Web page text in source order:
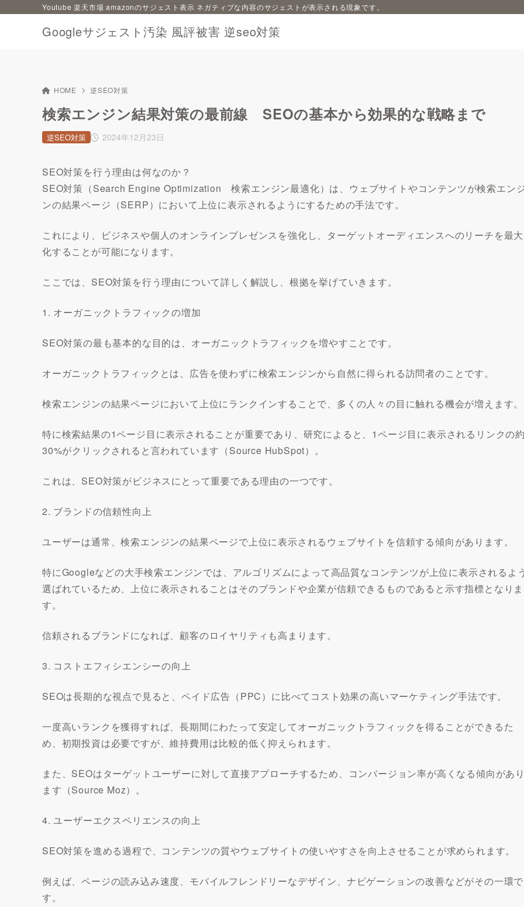
Googleサジェスト汚染 風評被害 逆seo対策
Youtube 楽天市場 amazonのサジェスト表示 ネガティブな内容のサジェストが表示される現象です。
HOME 逆SEO対策
検索エンジン結果対策の最前線 SEOの基本から効果的な戦略まで
2024年12月23日
逆SEO対策
SEO対策を行う理由は何なのか？
SEO対策（Search Engine Optimization 検索エンジン最適化）は、ウェブサイトやコンテンツが検索エン
ンの結果ページ（SERP）において上位に表示されるようにするための手法です。
これにより、ビジネスや個人のオンラインプレゼンスを強化し、ターゲットオーディエンスへのリーチを最大
化することが可能になります。
ここでは、SEO対策を行う理由について詳しく解説し、根拠を挙げていきます。
1. オーガニックトラフィックの増加
SEO対策の最も基本的な目的は、オーガニックトラフィックを増やすことです。
オーガニックトラフィックとは、広告を使わずに検索エンジンから自然に得られる訪問者のことです。
検索エンジンの結果ページにおいて上位にランクインすることで、多くの人々の目に触れる機会が増えます。
特に検索結果の1ページ目に表示されることが重要であり、研究によると、1ページ目に表示されるリンクの
30%がクリックされると言われています（Source HubSpot）。
これは、SEO対策がビジネスにとって重要である理由の一つです。
2. ブランドの信頼性向上
ユーザーは通常、検索エンジンの結果ページで上位に表示されるウェブサイトを信頼する傾向があります。
特にGoogleなどの大手検索エンジンでは、アルゴリズムによって高品質なコンテンツが上位に表示されるよ
選ばれているため、上位に表示されることはそのブランドや企業が信頼できるものであると示す指標となりま
す。
信頼されるブランドになれば、顧客のロイヤリティも高まります。
3. コストエフィシエンシーの向上
SEOは長期的な視点で見ると、ペイド広告（PPC）に比べてコスト効果の高いマーケティング手法です。
一度高いランクを獲得すれば、長期間にわたって安定してオーガニックトラフィックを得ることができるた
め、初期投資は必要ですが、維持費用は比較的低く抑えられます。
また、SEOはターゲットユーザーに対して直接アプローチするため、コンバージョン率が高くなる傾向があ
ます（Source Moz）。
4. ユーザーエクスペリエンスの向上
SEO対策を進める過程で、コンテンツの質やウェブサイトの使いやすさを向上させることが求められます。
例えば、ページの読み込み速度、モバイルフレンドリーなデザイン、ナビゲーションの改善などがその一環で
す。